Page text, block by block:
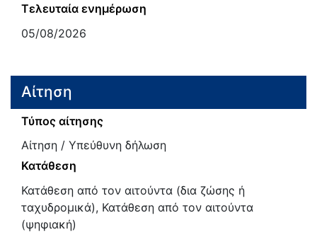
Τελευταία ενημέρωση
05/08/2026
Αίτηση
Τύπος αίτησης
Αίτηση / Υπεύθυνη δήλωση
Κατάθεση
Κατάθεση από τον αιτούντα (δια ζώσης ή
ταχυδρομικά), Κατάθεση από τον αιτούντα
(ψηφιακή)